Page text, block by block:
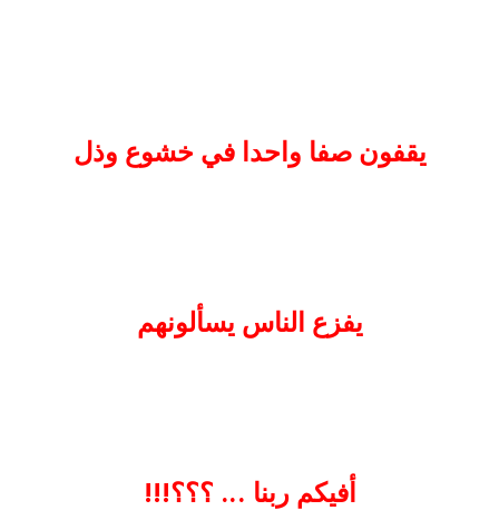
يقفون صفا واحدا في خشوع وذل
يفزع الناس يسألونهم
أفيكم ربنا ... ؟؟؟!!!